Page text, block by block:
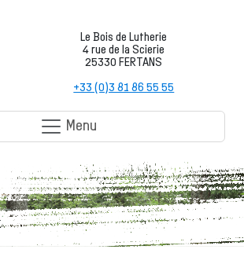
Le Bois de Lutherie
4 rue de la Scierie
25330 FERTANS
+33 (0)3 81 86 55 55
Menu